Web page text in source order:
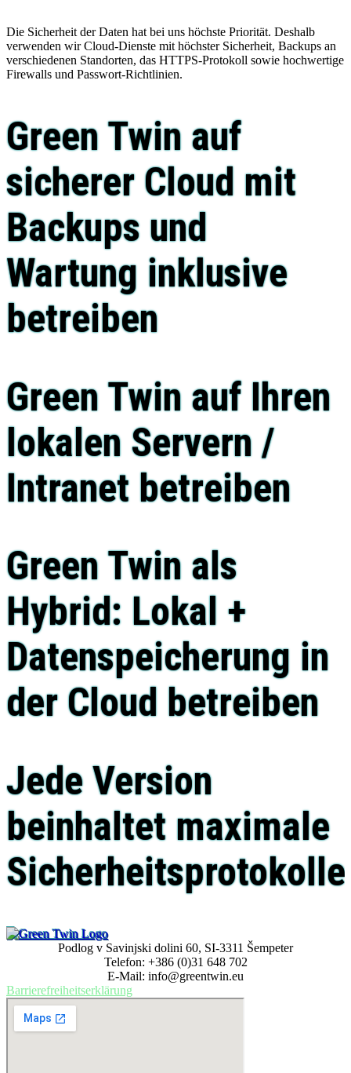
Die Sicherheit der Daten hat bei uns höchste Priorität. Deshalb
verwenden wir Cloud-Dienste mit höchster Sicherheit, Backups an
verschiedenen Standorten, das HTTPS-Protokoll sowie hochwertige
Firewalls und Passwort-Richtlinien.
Green Twin auf
sicherer Cloud mit
Backups und
Wartung inklusive
betreiben
Green Twin auf Ihren
lokalen Servern /
Intranet betreiben
Green Twin als
Hybrid: Lokal +
Datenspeicherung in
der Cloud betreiben
Jede Version
beinhaltet maximale
Sicherheitsprotokolle
Podlog v Savinjski dolini 60, SI-3311 Šempeter
Telefon: +386 (0)31 648 702
E-Mail: info@greentwin.eu
Barrierefreiheitserklärung